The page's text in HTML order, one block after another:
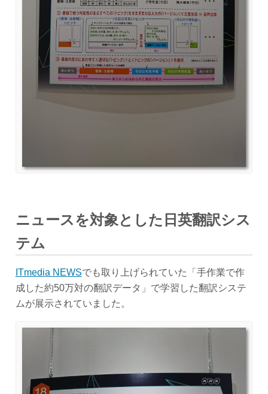
ニュースを対象とした日英翻訳シス
テム
ITmedia NEWSでも取り上げられていた「手作業で作
成した約50万対の翻訳データ」で学習した翻訳システ
ムが展示されていました。